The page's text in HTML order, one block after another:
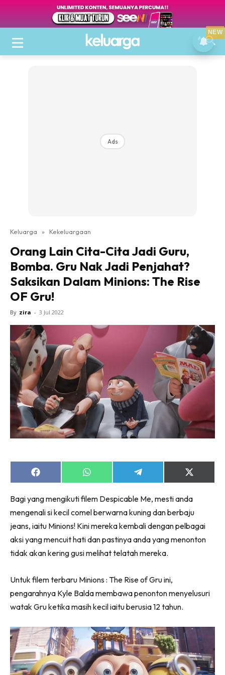
Ads
Keluarga » Kekeluargaan
Orang Lain Cita-Cita Jadi Guru,
Bomba. Gru Nak Jadi Penjahat?
Saksikan Dalam Minions: The Rise
OF Gru!
By zira - 3 Jul 2022
Share
on
Share
on
Share
on
Share
on
(Twitter)
Bagi yang mengikuti filem Despicable Me, mesti anda
mengenali si kecil comel berwarna kuning dan berbaju
jeans, iaitu Minions! Kini mereka kembali dengan pelbagai
aksi yang mencuit hati dan pastinya anda yang menonton
tidak akan kering gusi melihat telatah mereka.
Untuk filem terbaru Minions : The Rise of Gru ini,
pengarahnya Kyle Balda membawa penonton menyelusuri
watak Gru ketika masih kecil iaitu berusia 12 tahun.
NEW